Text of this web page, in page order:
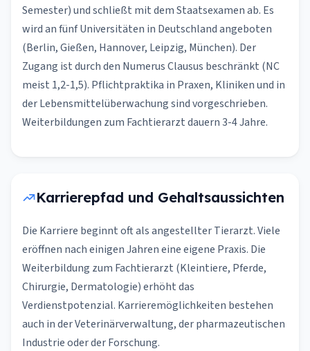
Semester) und schließt mit dem Staatsexamen ab. Es
wird an fünf Universitäten in Deutschland angeboten
(Berlin, Gießen, Hannover, Leipzig, München). Der
Zugang ist durch den Numerus Clausus beschränkt (NC
meist 1,2-1,5). Pflichtpraktika in Praxen, Kliniken und in
der Lebensmittelüberwachung sind vorgeschrieben.
Weiterbildungen zum Fachtierarzt dauern 3-4 Jahre.
Karrierepfad und Gehaltsaussichten
Die Karriere beginnt oft als angestellter Tierarzt. Viele
eröffnen nach einigen Jahren eine eigene Praxis. Die
Weiterbildung zum Fachtierarzt (Kleintiere, Pferde,
Chirurgie, Dermatologie) erhöht das
Verdienstpotenzial. Karrieremöglichkeiten bestehen
auch in der Veterinärverwaltung, der pharmazeutischen
Industrie oder der Forschung.